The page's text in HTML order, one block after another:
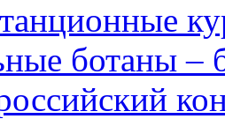
ботаны –